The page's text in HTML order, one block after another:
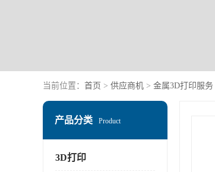
当前位置： 首页 > 供应商机 > 金属3D打印服务
产品分类 Product
3D打印